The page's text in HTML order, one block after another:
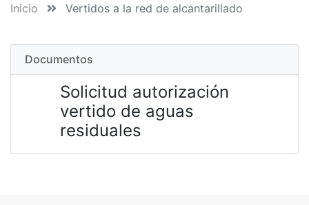
Inicio Vertidos a la red de alcantarillado
Documentos
Solicitud autorización
vertido de aguas
residuales